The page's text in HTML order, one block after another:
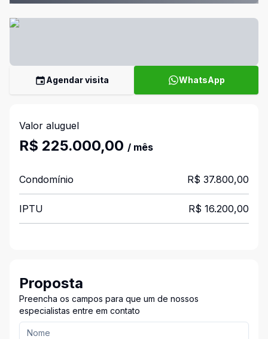
Agendar visita WhatsApp
Valor aluguel
R$ 225.000,00 / mês
Condomínio R$ 37.800,00
IPTU R$ 16.200,00
Proposta
Preencha os campos para que um de nossos
especialistas entre em contato